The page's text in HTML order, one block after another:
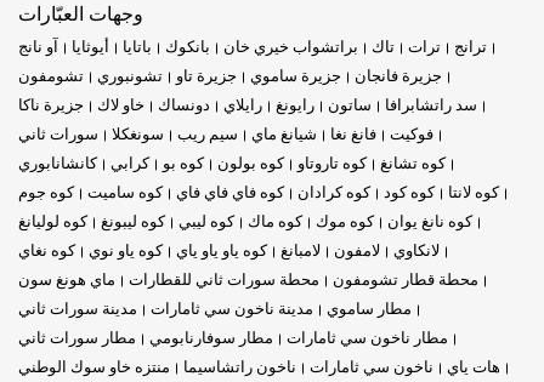
وجهات العبّارات
آو نانج أيوثايا باتايا بانكوك براتشواب خيري خان تاك ترات
ترانج
تشومفون
تشونبوري جزيرة تاو جزيرة ساموي
جزيرة فانجان
جزيرة ناكا
خاو لاك دونساك رايلاي رايونغ ساتون
سد راتشابرافا
سورات ثاني
سونغكلا سيم ريب شيانغ ماي فانغ نغا
فوكيت
كانشانابوري
كرابي كوه بو كوه بولون كوه تاروتاو
كوه تشانغ
كوه جوم
كوه ساميت كوه فاي فاي فاي كوه كرادان كوه كود
كوه لانتا
كوه لوليانغ
كوه ليبونغ كوه ليبي كوه ماك كوه موك
كوه نانغ يوان
كوه نغاي
كوه ياو نوي كوه ياو ياو ياي لامبانغ لامفون
لانكاوي
ماي هونغ سون
محطة سورات ثاني للقطارات
محطة قطار تشومفون
مدينة سورات ثاني
مدينة ناخون سي ثامارات
مطار ساموي
مطار سورات ثاني
مطار سوفارنابومي
مطار ناخون سي ثامارات
منتزه خاو سوك الوطني
ناخون راتشاسيما ناخون سي ثامارات
هات ياي